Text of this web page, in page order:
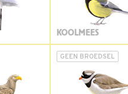
KOOLMEES
GEEN BROEDSEL